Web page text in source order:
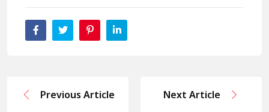
Previous Article Next Article